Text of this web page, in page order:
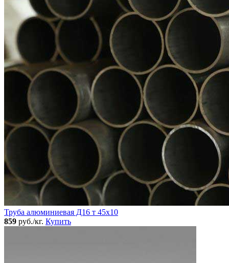
Труба алюминиевая Д16 т 45х10
859 руб./кг. Купить